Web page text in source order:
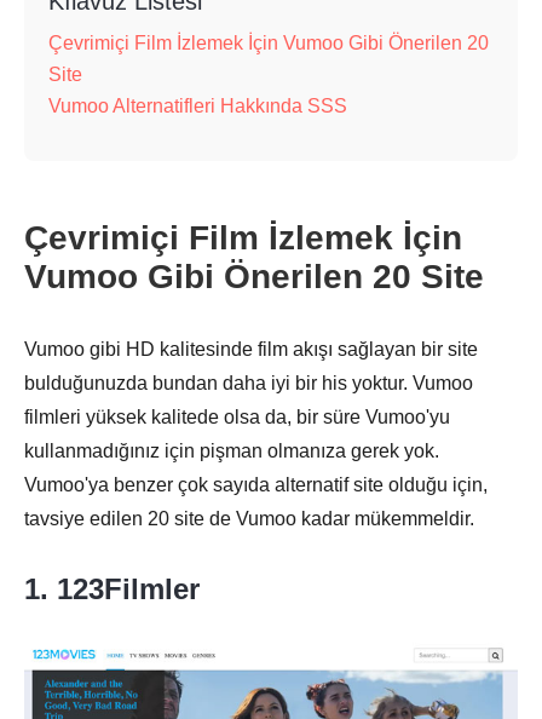
Çevrimiçi Film İzlemek İçin Vumoo Gibi Önerilen 20
Site
Vumoo Alternatifleri Hakkında SSS
Çevrimiçi Film İzlemek İçin
Vumoo Gibi Önerilen 20 Site
Vumoo gibi HD kalitesinde film akışı sağlayan bir site
bulduğunuzda bundan daha iyi bir his yoktur. Vumoo
filmleri yüksek kalitede olsa da, bir süre Vumoo'yu
kullanmadığınız için pişman olmanıza gerek yok.
Vumoo'ya benzer çok sayıda alternatif site olduğu için,
tavsiye edilen 20 site de Vumoo kadar mükemmeldir.
1. 123Filmler